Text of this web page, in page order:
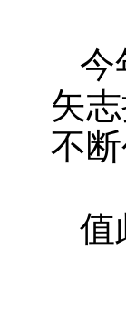
今
矢
不
值